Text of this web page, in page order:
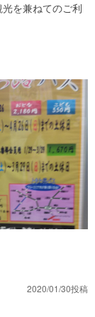
を兼ねてのご利
2020/01/30投稿